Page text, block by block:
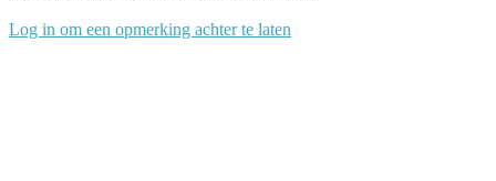
Log in om een opmerking achter te laten